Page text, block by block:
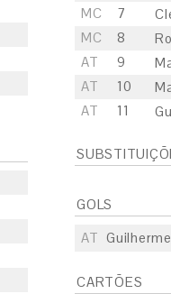
MC
7
MC
8
AT
9
AT
10
AT
11
GOLS
AT Guilherme
CARTÕES